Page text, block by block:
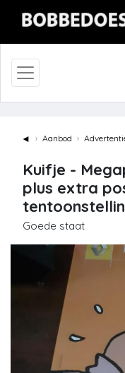
◄ Aanbod
Kuifje -
plus extra
Goede staat